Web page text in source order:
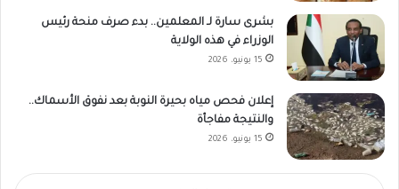
بشرى سارة لـ المعلمين.. بدء صرف منحة رئيس
الوزراء في هذه الولاية
15 يونيو، 2026
إعلان فحص مياه بحيرة النوبة بعد نفوق الأسماك..
والنتيجة مفاجأة
15 يونيو، 2026